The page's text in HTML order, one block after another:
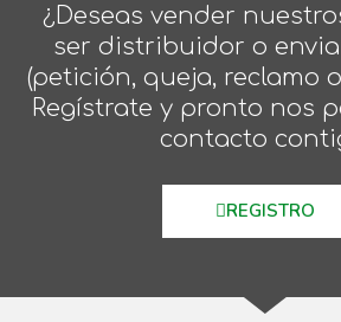
¿Deseas vender
ser distribuidor o
(petición, queja, reclamo
Regístrate y pronto nos
contacto
REGISTRO